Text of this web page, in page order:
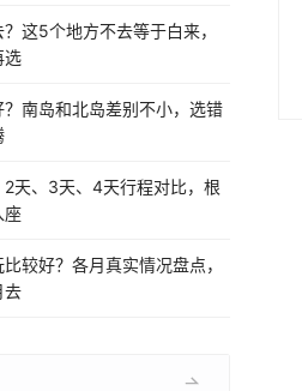
这5个地方不去等于白来，
选
南岛和北岛差别不小，选错
天、3天、4天行程对比，根
座
较好？各月真实情况盘点，
去